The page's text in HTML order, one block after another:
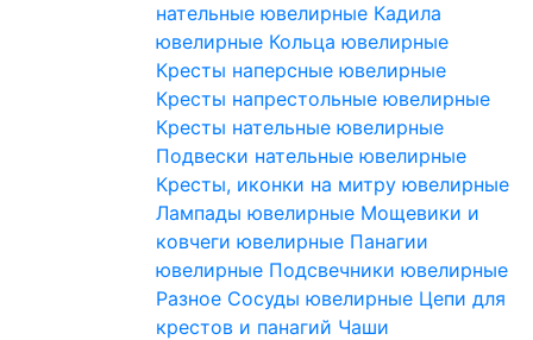
нательные ювелирные Кадила
ювелирные Кольца ювелирные
Кресты наперсные ювелирные
Кресты напрестольные ювелирные
Кресты нательные ювелирные
Подвески нательные ювелирные
Кресты, иконки на митру ювелирные
Лампады ювелирные Мощевики и
ковчеги ювелирные Панагии
ювелирные Подсвечники ювелирные
Разное Сосуды ювелирные Цепи для
крестов и панагий Чаши